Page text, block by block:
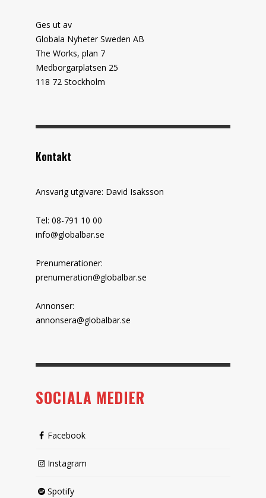
Ges ut av
Globala Nyheter Sweden AB
The Works, plan 7
Medborgarplatsen 25
118 72 Stockholm
Kontakt
Ansvarig utgivare: David Isaksson
Tel: 08-791 10 00
info@globalbar.se
Prenumerationer:
prenumeration@globalbar.se
Annonser:
annonsera@globalbar.se
SOCIALA MEDIER
Facebook
Instagram
Spotify